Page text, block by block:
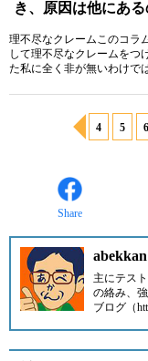
き、原因は他にあ
理不尽なクレームこのコラ
して理不尽なクレームをつ
た私に全く非が無いわけで
4 5 6
Share
abekkan
主にテス
の絡み、
ブログ（